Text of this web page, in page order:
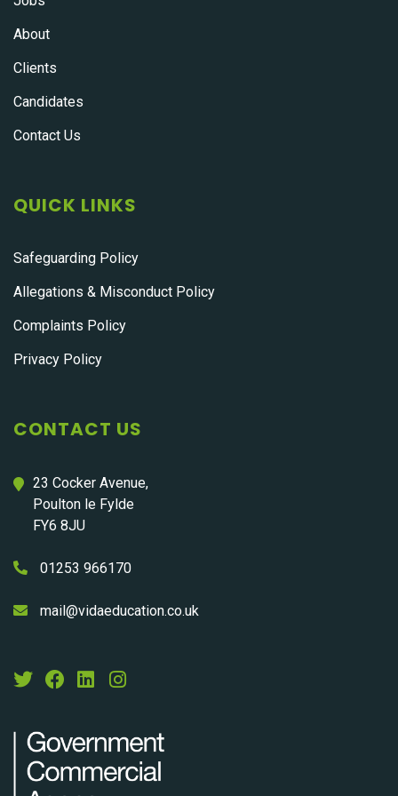
About
Clients
Candidates
Contact Us
QUICK LINKS
Safeguarding Policy
Allegations & Misconduct Policy
Complaints Policy
Privacy Policy
CONTACT US
23 Cocker Avenue,
Poulton le Fylde
FY6 8JU
01253 966170
mail@vidaeducation.co.uk